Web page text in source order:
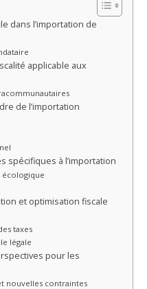
dans l’importation de
applicable aux
de l’importation
spécifiques à l’importation
écologique
et optimisation fiscale
taxes
légale
pour les
nouvelles contraintes